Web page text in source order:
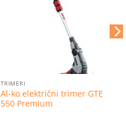
TRIMERI
Al-ko električni trimer GTE
550 Premium